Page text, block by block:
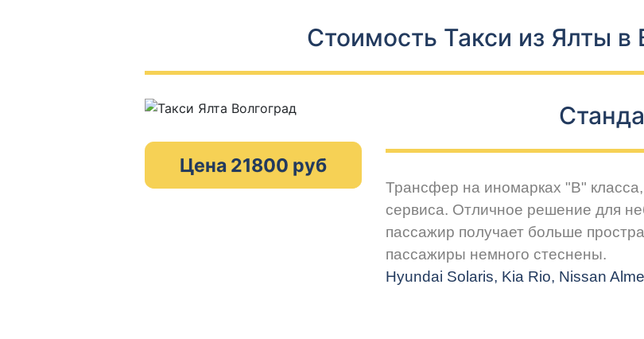
Стоимость Такси из Ялты в
Цена 21800 руб
Трансфер на иномарках "В"
сервиса. Отличное решение для
пассажир получает больше
пассажиры немного стеснены.
Hyundai Solaris, Kia Rio, Nissan